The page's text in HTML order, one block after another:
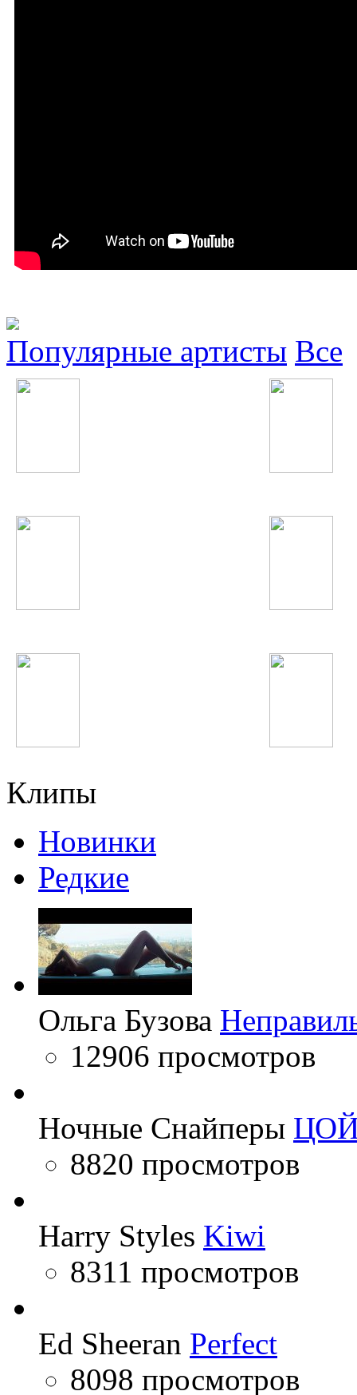
Популярные артисты Все
Клипы
Новинки
Редкие
Ольга Бузова
12906 просмотров
Ночные Снайперы
8820 просмотров
Harry Styles Kiwi
8311 просмотров
Ed Sheeran Perfect
8098 просмотров